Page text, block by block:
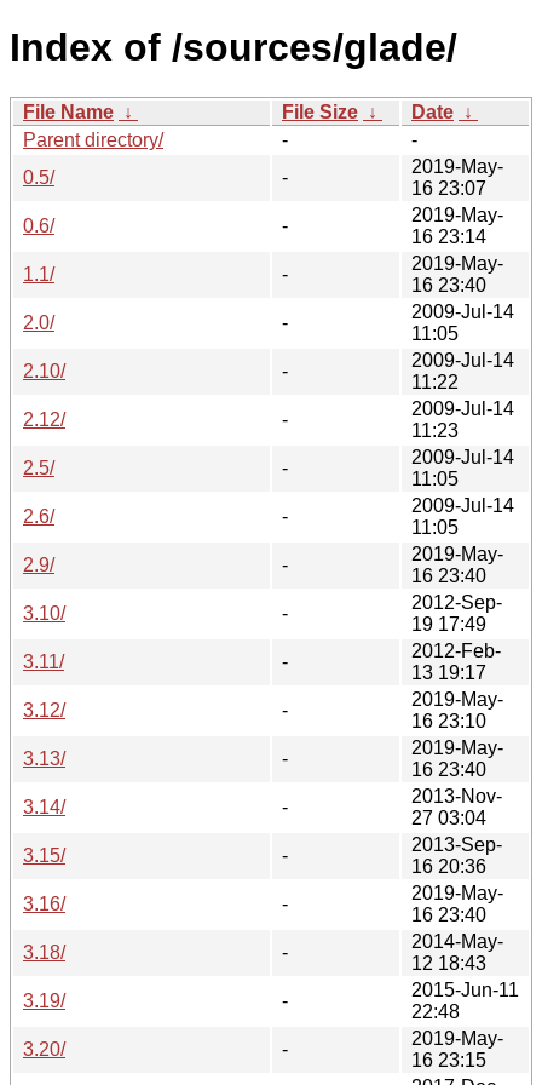
Index of /sources/glade/
File Name ↓ File Size ↓ Date ↓
Parent directory/
-
-
0.5/
-
2019-May-
16 23:07
0.6/
-
2019-May-
16 23:14
1.1/
-
2019-May-
16 23:40
2.0/
-
2009-Jul-14
11:05
2.10/
-
2009-Jul-14
11:22
2.12/
-
2009-Jul-14
11:23
2.5/
-
2009-Jul-14
11:05
2.6/
-
2009-Jul-14
11:05
2.9/
-
2019-May-
16 23:40
3.10/
-
2012-Sep-
19 17:49
3.11/
-
2012-Feb-
13 19:17
3.12/
-
2019-May-
16 23:10
3.13/
-
2019-May-
16 23:40
3.14/
-
2013-Nov-
27 03:04
3.15/
-
2013-Sep-
16 20:36
3.16/
-
2019-May-
16 23:40
3.18/
-
2014-May-
12 18:43
3.19/
-
2015-Jun-11
22:48
3.20/
-
2019-May-
16 23:15